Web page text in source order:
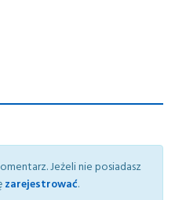
Jeżeli nie posiadasz
zarejestrować.